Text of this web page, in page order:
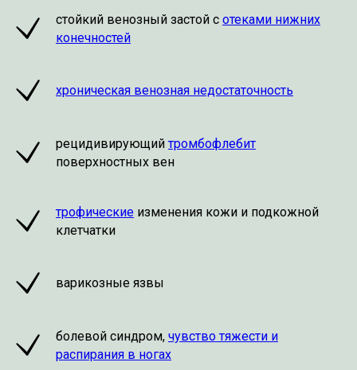
стойкий венозный застой с отеками нижних
конечностей
хроническая венозная недостаточность
рецидивирующий тромбофлебит
поверхностных вен
трофические изменения кожи и подкожной
клетчатки
варикозные язвы
болевой синдром, чувство тяжести и
распирания в ногах